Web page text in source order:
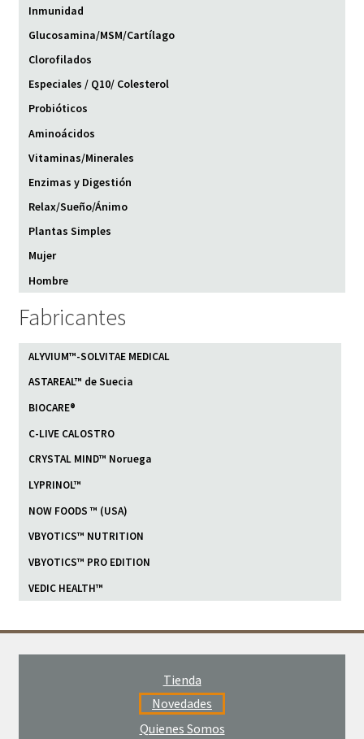
Inmunidad
Glucosamina/MSM/Cartílago
Clorofilados
Especiales / Q10/ Colesterol
Probióticos
Aminoácidos
Vitaminas/Minerales
Enzimas y Digestión
Relax/Sueño/Ánimo
Plantas Simples
Mujer
Hombre
Fabricantes
ALYVIUM™-SOLVITAE MEDICAL
ASTAREAL™ de Suecia
BIOCARE®
C-LIVE CALOSTRO
CRYSTAL MIND™ Noruega
LYPRINOL™
NOW FOODS ™ (USA)
VBYOTICS™ NUTRITION
VBYOTICS™ PRO EDITION
VEDIC HEALTH™
Tienda
Novedades
Quienes Somos